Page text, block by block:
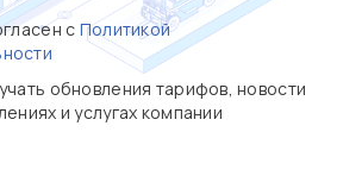
с Политикой
обновления тарифов, новости
и услугах компании